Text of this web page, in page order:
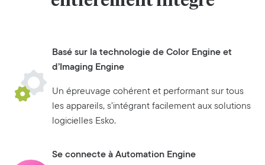
Basé sur la technologie de Color Engine et
d’Imaging Engine
Un épreuvage cohérent et performant sur tous
les appareils, s’intégrant facilement aux solutions
logicielles Esko.
Se connecte à Automation Engine